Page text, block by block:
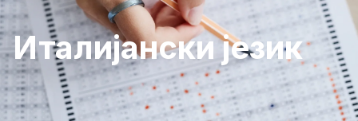
Италијански језик